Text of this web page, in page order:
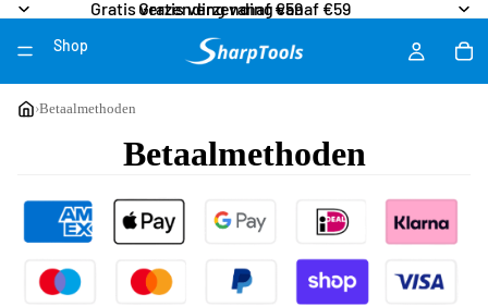
Gratis verzending vanaf €59
Gratis verzending vanaf €59
Shop
›Betaalmethoden
Betaalmethoden